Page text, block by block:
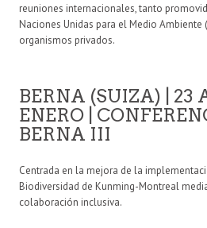
reuniones internacionales, tanto
Naciones Unidas para el Medio Ambiente
organismos privados.
BERNA (SUIZA) | 23
ENERO |
BERNA III
Centrada en la mejora de la
Biodiversidad de Kunming-Montreal
colaboración inclusiva.